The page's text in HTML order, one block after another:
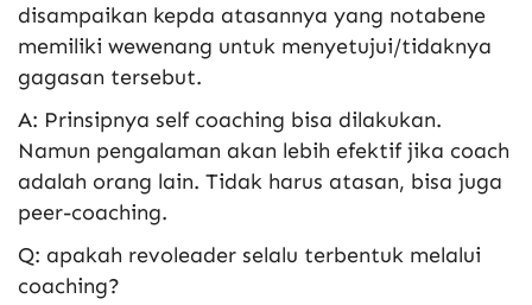
disampaikan kepda atasannya yang notabene
memiliki wewenang untuk menyetujui/tidaknya
gagasan tersebut.
A: Prinsipnya self coaching bisa dilakukan.
Namun pengalaman akan lebih efektif jika coach
adalah orang lain. Tidak harus atasan, bisa juga
peer-coaching.
Q: apakah revoleader selalu terbentuk melalui
coaching?